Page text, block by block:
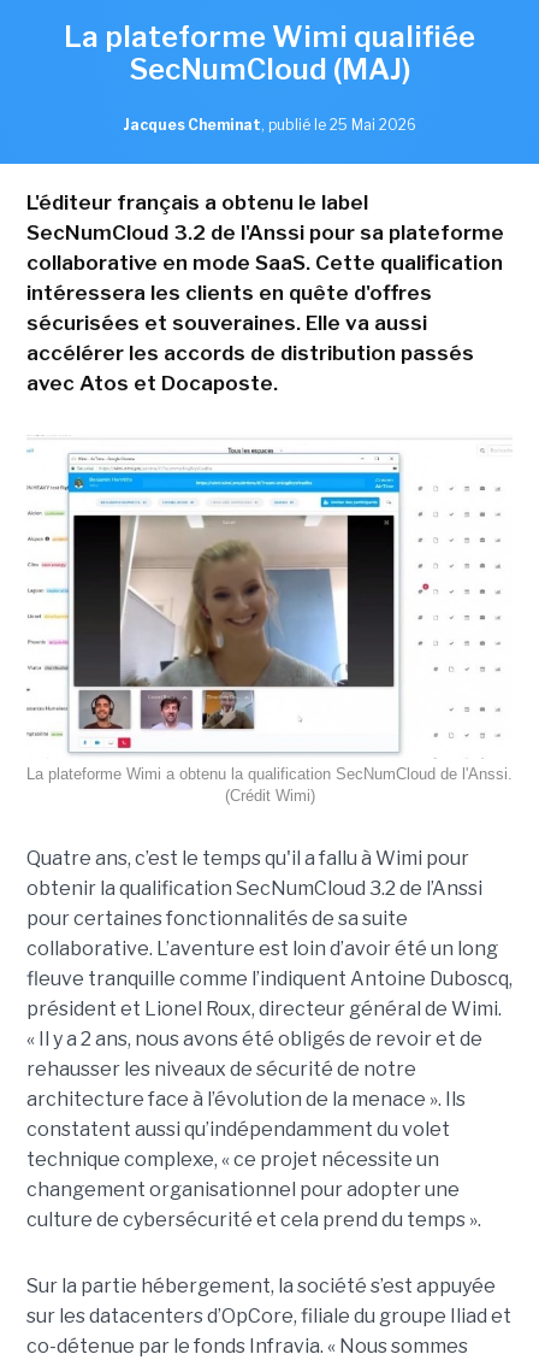
La plateforme Wimi qualifiée
SecNumCloud (MAJ)
Jacques Cheminat, publié le 25 Mai 2026
L'éditeur français a obtenu le label
SecNumCloud 3.2 de l'Anssi pour sa plateforme
collaborative en mode SaaS. Cette qualification
intéressera les clients en quête d'offres
sécurisées et souveraines. Elle va aussi
accélérer les accords de distribution passés
avec Atos et Docaposte.
La plateforme Wimi a obtenu la qualification SecNumCloud de l'Anssi.
(Crédit Wimi)
Quatre ans, c’est le temps qu'il a fallu à Wimi pour
obtenir la qualification SecNumCloud 3.2 de l’Anssi
pour certaines fonctionnalités de sa suite
collaborative. L’aventure est loin d’avoir été un long
fleuve tranquille comme l’indiquent Antoine Duboscq,
président et Lionel Roux, directeur général de Wimi.
« Il y a 2 ans, nous avons été obligés de revoir et de
rehausser les niveaux de sécurité de notre
architecture face à l’évolution de la menace ». Ils
constatent aussi qu’indépendamment du volet
technique complexe, « ce projet nécessite un
changement organisationnel pour adopter une
culture de cybersécurité et cela prend du temps ».
Sur la partie hébergement, la société s’est appuyée
sur les datacenters d’OpCore, filiale du groupe Iliad et
co-détenue par le fonds Infravia. « Nous sommes